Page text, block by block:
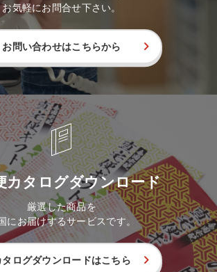
お気軽にお問合せ下さい。
お問い合わせはこちらから
カタログダウンロード
厳選した商品を
にお届けするサービスです。
タログダウンロードはこちら